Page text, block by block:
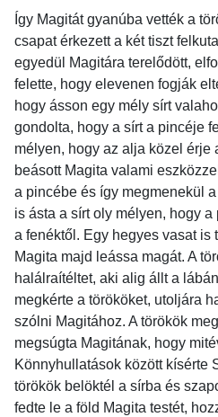
Így Magitát gyanúba vették a
csapat érkezett a két tiszt
egyedül Magitára terelődött,
felette, hogy elevenen fogják
hogy ásson egy mély sírt
gondolta, hogy a sírt a pincéje
mélyen, hogy az alja közel érje
beásott Magita valami
a pincébe és így megmenekül
is ásta a sírt oly mélyen, hogy
a fenéktől. Egy hegyes vasat is
Magita majd leássa magát. A
halálraítéltet, aki alig állt a
megkérte a törököket, utoljára
szólni Magitához. A törökök
megsúgta Magitának, hogy
Könnyhullatások között kísérte
törökök belöktél a sírba és
fedte le a föld Magita testét,